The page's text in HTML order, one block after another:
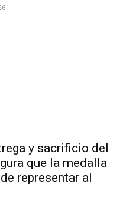
y sacrificio del
que la medalla
representar al